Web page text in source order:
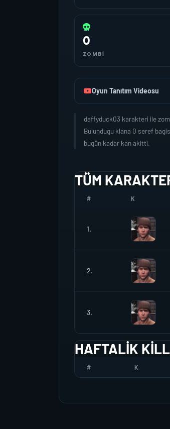
0
ZOMBI
Oyun Tanıtım Videosu
daffyduck03 karakteri ile
Bulundugu klana 0 seref
bugün kadar kan akitti.
TÜM
# K
1.
2.
3.
HAFTALIK
# K